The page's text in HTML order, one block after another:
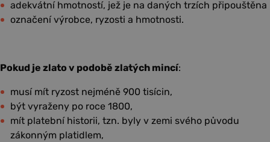
adekvátní hmotností, jež je na daných trzích připouštěna
označení výrobce, ryzosti a hmotnosti.
Pokud je zlato v podobě zlatých mincí:
musí mít ryzost nejméně 900 tisícin,
být vyraženy po roce 1800,
mít platební historii, tzn. byly v zemi svého původu
zákonným platidlem,